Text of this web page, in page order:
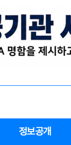
정보공개